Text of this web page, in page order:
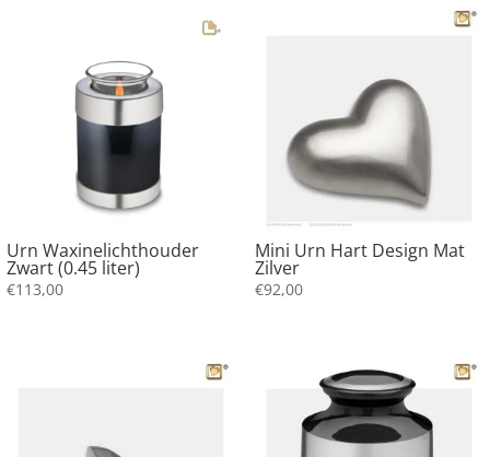
Urn Waxinelichthouder
Zwart (0.45 liter)
€113,00
Mini Urn Hart Design Mat
Zilver
€92,00